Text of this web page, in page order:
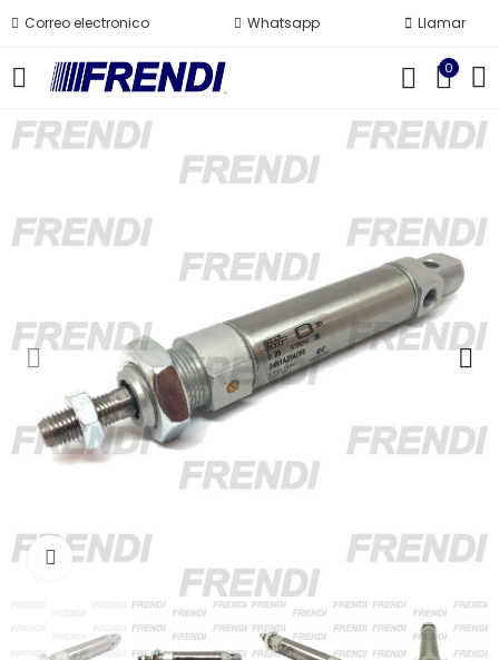
Correo electronico Whatsapp Llamar
0
Click para agrandar